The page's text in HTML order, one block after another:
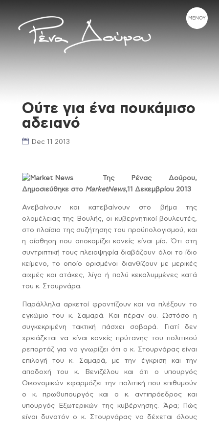
Ούτε για ένα πουκάμισο
αδειανό
Dec 11 2013
Της Ρένας Δούρου,
Δημοσιεύθηκε στο MarketNews,11 Δεκεμβρίου 2013
Ανεβαίνουν και κατεβαίνουν στο βήμα της
ολομέλειας της Βουλής, οι κυβερνητικοί βουλευτές,
στο πλαίσιο της συζήτησης του προϋπολογισμού, και
η αίσθηση που αποκομίζει κανείς είναι μία. Ότι στη
συντριπτική τους πλειοψηφία διαβάζουν όλοι το ίδιο
κείμενο, το οποίο ορισμένοι διανθίζουν με μερικές
αιχμές και ατάκες, λίγο ή πολύ κεκαλυμμένες κατά
του κ. Στουρνάρα.
Παράλληλα αρκετοί φροντίζουν και να πλέξουν το
εγκώμιο του κ. Σαμαρά. Και πέραν ου. Ωστόσο η
συγκεκριμένη τακτική πάσχει σοβαρά. Γιατί δεν
χρειάζεται να είναι κανείς πρύτανης του πολιτικού
ρεπορτάζ για να γνωρίζει ότι ο κ. Στουρνάρας είναι
επιλογή του κ. Σαμαρά, με την έγκριση και την
αποδοχή του κ. Βενιζέλου και ότι ο υπουργός
Οικονομικών εφαρμόζει την πολιτική που επιθυμούν
ο κ. πρωθυπουργός και ο κ. αντιπρόεδρος και
υπουργός Εξωτερικών της κυβέρνησης. Άρα; Πώς
είναι δυνατόν ο κ. Στουρνάρας να δέχεται όλους